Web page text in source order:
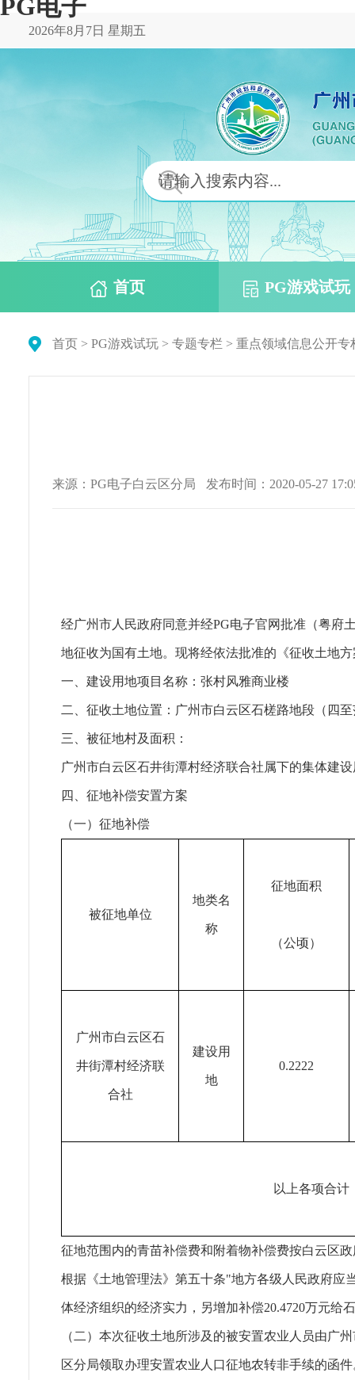
PG电子
2026年8月7日 星期五
首页 PG游戏试玩
首页 > PG游戏试玩 > 专题专栏 > 重点领域信息公开专
来源：PG电子白云区分局 发布时间：2020-05-27
经广州市人民政府同意并经PG电子官网批准（粤府
地征收为国有土地。现将经依法批准的《征收土地
一、建设用地项目名称：张村风雅商业楼
二、征收土地位置：广州市白云区石槎路地段（四
三、被征地村及面积：
广州市白云区石井街潭村经济联合社属下的集体建
四、征地补偿安置方案
（一）征地补偿
被征地单位
地类名
称
征地面积
（公顷）
广州市白云区石
井街潭村经济联
合社
建设用
地
0.2222
以上各项合计
征地范围内的青苗补偿费和附着物补偿费按白云区
根据《土地管理法》第五十条"地方各级人民政府应
体经济组织的经济实力，另增加补偿20.4720万元给
（二）本次征收土地所涉及的被安置农业人员由广
区分局领取办理安置农业人口征地农转非手续的函件